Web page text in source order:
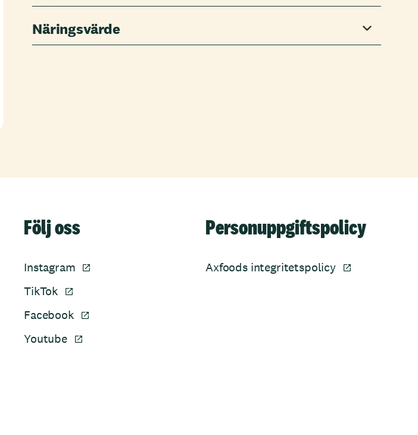
Näringsvärde
Följ oss
Instagram
TikTok
Facebook
Youtube
Personuppgiftspolicy
Axfoods integritetspolicy